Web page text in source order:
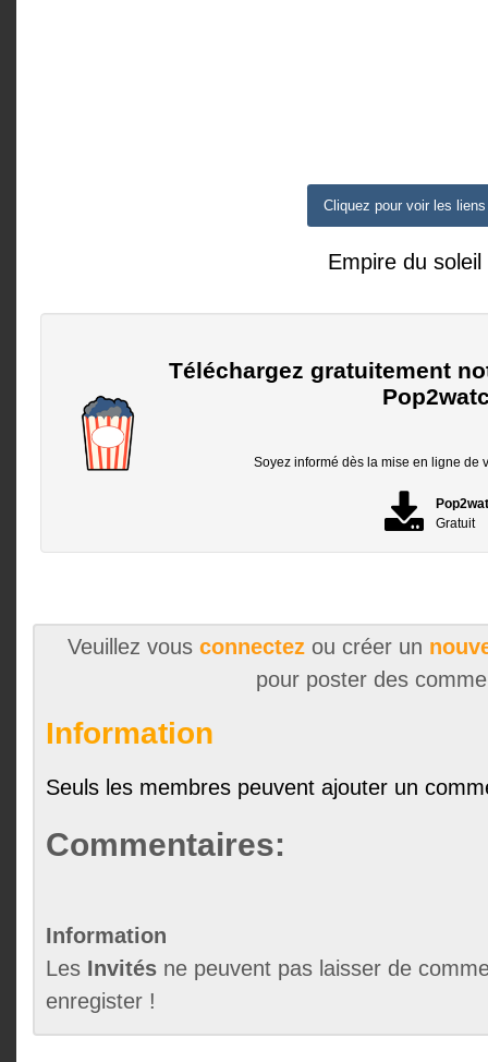
Cliquez pour voir les liens
Empire du soleil
Téléchargez gratuitement
Soyez informé dès la mise en ligne de
Gratuit
Veuillez vous connectezou créer un
pour poster des
Information
Seuls les membres peuvent ajouter un
Commentaires:
Information
Les Invités ne peuvent pas laisser de
enregister !